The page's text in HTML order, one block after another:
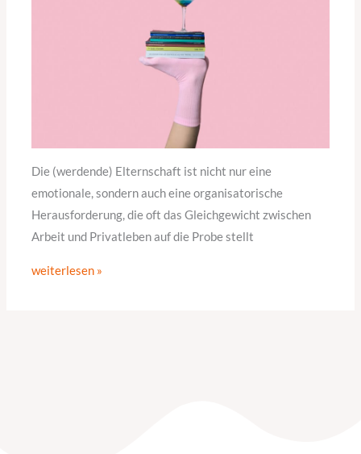
Die (werdende) Elternschaft ist nicht nur eine
emotionale, sondern auch eine organisatorische
Herausforderung, die oft das Gleichgewicht zwischen
Arbeit und Privatleben auf die Probe stellt
weiterlesen »